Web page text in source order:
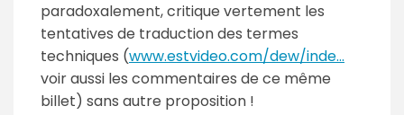
paradoxalement, critique vertement les
tentatives de traduction des termes
techniques (www.estvideo.com/dew/inde...
voir aussi les commentaires de ce même
billet) sans autre proposition !